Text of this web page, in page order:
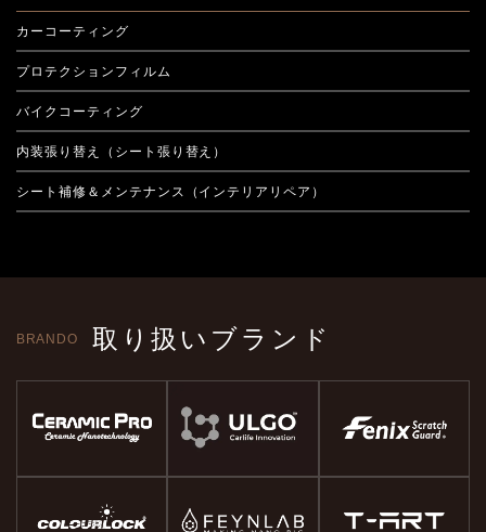
くお願いします！
カーコーティング
プロテクションフィルム
バイクコーティング
内装張り替え（シート張り替え）
シート補修＆メンテナンス（インテリアリペア）
BRANDO 取り扱いブランド